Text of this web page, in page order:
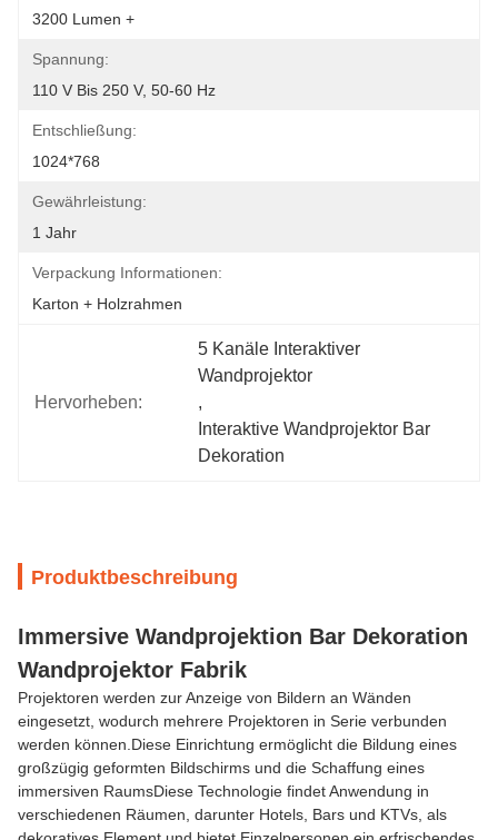
3200 Lumen +
Spannung:
110 V Bis 250 V, 50-60 Hz
Entschließung:
1024*768
Gewährleistung:
1 Jahr
Verpackung Informationen:
Karton + Holzrahmen
Hervorheben:
5 Kanäle Interaktiver
Wandprojektor
,
Interaktive Wandprojektor Bar
Dekoration
Produktbeschreibung
Immersive Wandprojektion Bar Dekoration
Wandprojektor Fabrik
Projektoren werden zur Anzeige von Bildern an Wänden
eingesetzt, wodurch mehrere Projektoren in Serie verbunden
werden können.Diese Einrichtung ermöglicht die Bildung eines
großzügig geformten Bildschirms und die Schaffung eines
immersiven RaumsDiese Technologie findet Anwendung in
verschiedenen Räumen, darunter Hotels, Bars und KTVs, als